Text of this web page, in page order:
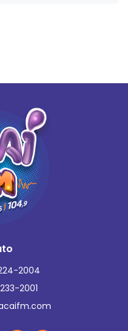
2004
2001